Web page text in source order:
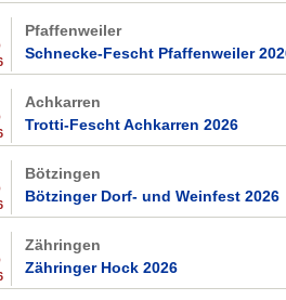
Pfaffenweiler
Schnecke-Fescht Pfaffenweiler
Achkarren
Trotti-Fescht Achkarren 2026
Bötzingen
Bötzinger Dorf- und Weinfest 2026
Zähringen
Zähringer Hock 2026